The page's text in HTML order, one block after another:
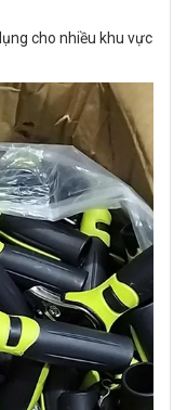
cho nhiều khu vực